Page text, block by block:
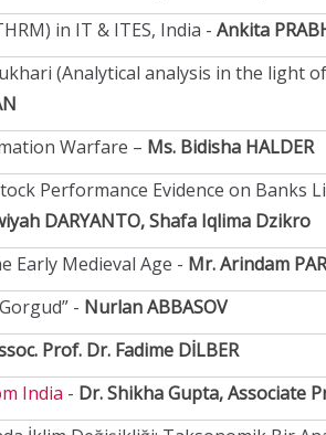
in IT & ITES, India - Ankita
(Analytical analysis in the light
Warfare – Ms. Bidisha HALDER
Performance Evidence on Banks
DARYANTO, Shafa Iqlima Dzikro
Early Medieval Age - Mr. Arindam
- Nurlan ABBASOV
Prof. Dr. Fadime DİLBER
India - Dr. Shikha Gupta, Associate